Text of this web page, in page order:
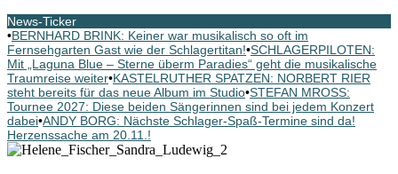
News-Ticker
•BERNHARD BRINK: Keiner war musikalisch so oft im
Fernsehgarten Gast wie der Schlagertitan!•SCHLAGERPILOTEN:
Mit „Laguna Blue – Sterne überm Paradies“ geht die musikalische
Traumreise weiter•KASTELRUTHER SPATZEN: NORBERT RIER
steht bereits für das neue Album im Studio•STEFAN MROSS:
Tournee 2027: Diese beiden Sängerinnen sind bei jedem Konzert
dabei•ANDY BORG: Nächste Schlager-Spaß-Termine sind da!
Herzenssache am 20.11.!